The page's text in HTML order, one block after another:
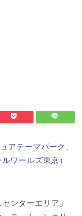
アテーマパーク、
ワールズ東京）
ンターエリア」